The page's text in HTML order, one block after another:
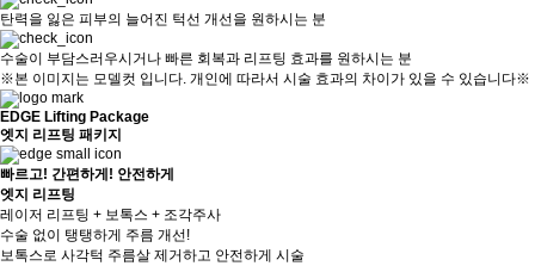
탄력을 잃은 피부의 늘어진 턱선 개선을 원하시는 분
수술이 부담스러우시거나 빠른 회복과 리프팅 효과를 원하시는 분
※본 이미지는 모델컷 입니다. 개인에 따라서 시술 효과의 차이가 있을 수 있습니다※
EDGE Lifting Package
엣지 리프팅 패키지
빠르고! 간편하게! 안전하게
엣지 리프팅
레이저 리프팅 + 보톡스 + 조각주사
수술 없이 탱탱하게 주름 개선!
보톡스로 사각턱 주름살 제거하고 안전하게 시술